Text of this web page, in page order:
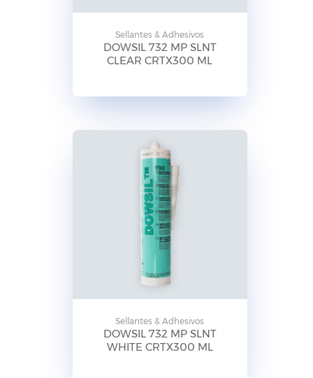
Sellantes & Adhesivos
DOWSIL 732 MP SLNT
CLEAR CRTX300 ML
Sellantes & Adhesivos
DOWSIL 732 MP SLNT
WHITE CRTX300 ML